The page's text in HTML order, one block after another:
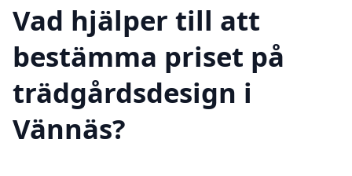
Vad hjälper till att
bestämma priset på
trädgårdsdesign i
Vännäs?